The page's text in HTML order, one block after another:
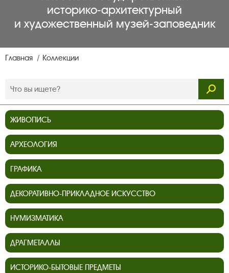
историко‑архитектурный
и художественный музей‑заповедник
Главная Коллекции
ЖИВОПИСЬ
АРХЕОЛОГИЯ
ГРАФИКА
ДЕКОРАТИВНО-ПРИКЛАДНОЕ ИСКУССТВО
НУМИЗМАТИКА
ДРАГМЕТАЛЛЫ
ИСТОРИКО-БЫТОВЫЕ ПРЕДМЕТЫ